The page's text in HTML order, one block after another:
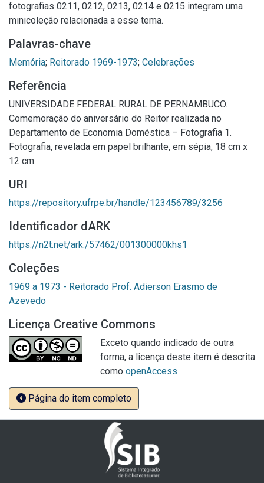
fotografias 0211, 0212, 0213, 0214 e 0215 integram uma
minicoleção relacionada a esse tema.
Palavras-chave
Memória; Reitorado 1969-1973; Celebrações
Referência
UNIVERSIDADE FEDERAL RURAL DE PERNAMBUCO.
Comemoração do aniversário do Reitor realizada no
Departamento de Economia Doméstica – Fotografia 1.
Fotografia, revelada em papel brilhante, em sépia, 18 cm x
12 cm.
URI
https://repository.ufrpe.br/handle/123456789/3256
Identificador dARK
https://n2t.net/ark:/57462/001300000khs1
Coleções
1969 a 1973 - Reitorado Prof. Adierson Erasmo de
Azevedo
Licença Creative Commons
Exceto quando indicado de outra
forma, a licença deste item é descrita
como openAccess
Página do item completo